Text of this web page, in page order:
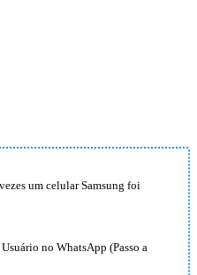
um celular Samsung foi
no WhatsApp (Passo a